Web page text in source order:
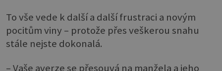
To vše vede k další a další frustraci a novým
pocitům viny – protože přes veškerou snahu
stále nejste dokonalá.
– Vaše averze se přesouvá na manžela a jeho